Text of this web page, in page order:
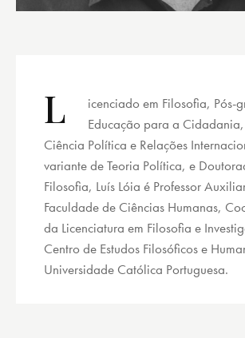
L
icenciado em Filosofia, Pós-
Educação para a
Ciência Política e Relações
variante de Teoria Política, e
Filosofia, Luís Lóia é Professor
Faculdade de Ciências Humanas,
da Licenciatura em Filosofia e
Centro de Estudos Filosóficos e
Universidade Católica Portuguesa.